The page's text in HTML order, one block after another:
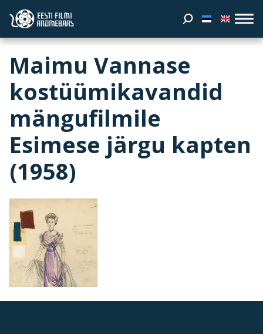
Maimu Vannase
kostüümikavandid
mängufilmile
Esimese järgu kapten
(1958)